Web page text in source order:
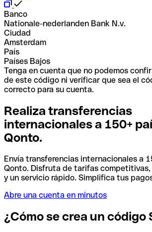
Banco
Nationale-nederlanden Bank N.v.
Ciudad
Amsterdam
País
Países Bajos
Tenga en cuenta que no podemos
de este código ni verificar que sea el
correcto para su cuenta.
Realiza transferencias
internacionales a 150+
Qonto.
Envía transferencias internacionales a
Qonto. Disfruta de tarifas competitivas,
y un servicio rápido. Simplifica tus
Abre una cuenta en minutos
¿Cómo se crea un código